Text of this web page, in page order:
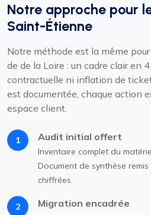
Notre approche pour
Saint-Étienne
Notre méthode est la même
de de la Loire : un cadre clair en
contractuelle ni inflation de
est documentée, chaque action
espace client.
1 Audit initial offert
Inventaire complet du
Document de synthèse
chiffrées.
2 Migration encadrée